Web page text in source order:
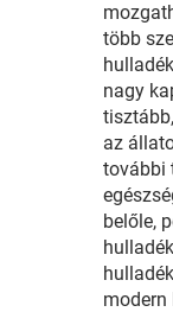
több
nagy
az
további
belőle,